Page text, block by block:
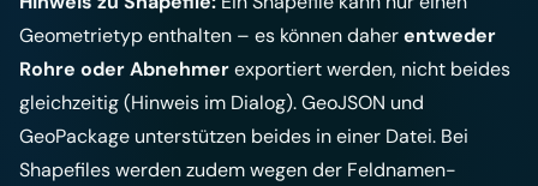
Geometrietyp enthalten – es können daherentweder
Rohre oder Abnehmerexportiert werden, nicht beides
gleichzeitig (Hinweis im Dialog). GeoJSON und
GeoPackage unterstützen beides in einer Datei. Bei
Shapefiles werden zudem wegen der Feldnamen-